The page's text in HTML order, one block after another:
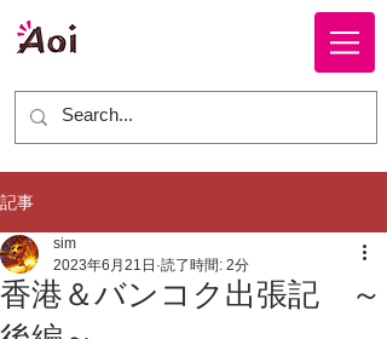
記事
香港＆バンコク出張記 ～
sim
2023年6月21日 読了時間: 2分